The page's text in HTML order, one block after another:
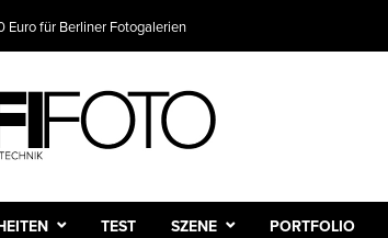
Euro für Berliner Fotogalerien
TEST SZENE PORTFOLIO